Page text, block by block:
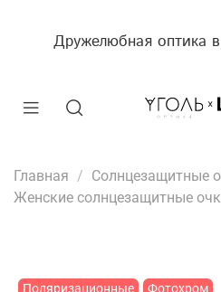
Дружелюбная оптика
Главная
Солнцезащитные
Женские солнцезащитные